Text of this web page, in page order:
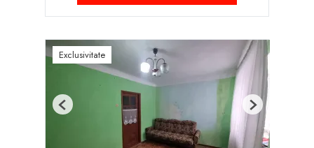
Exclusivitate
Previous Next